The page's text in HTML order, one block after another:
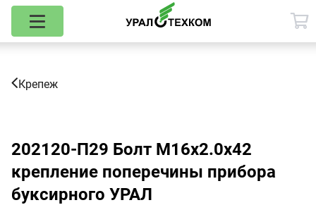
Крепеж
202120-П29 Болт М16х2.0х42
крепление поперечины прибора
буксирного УРАЛ